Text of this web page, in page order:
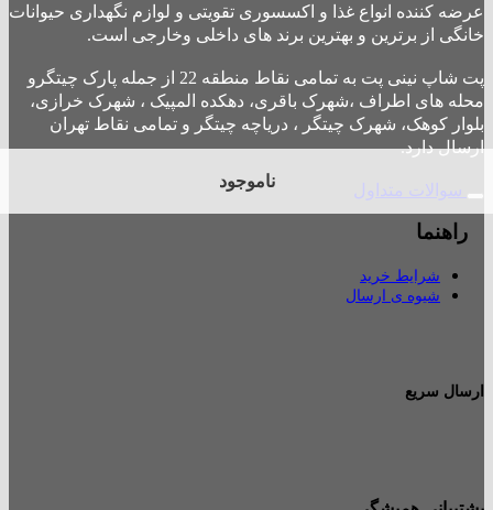
ناموجود
عرضه کننده انواع غذا و اکسسوری تقویتی و لوازم نگهداری حیوانات
خانگی از برترین و بهترین برند های داخلی وخارجی است.
پت شاپ نینی پت به تمامی نقاط منطقه 22 از جمله پارک چیتگرو
محله های اطراف ،شهرک باقری، دهکده المپیک ، شهرک خرازی،
بلوار کوهک، شهرک چیتگر ، دریاچه چیتگر و تمامی نقاط تهران
ارسال دارد.
سوالات متداول
راهنما
شرایط خرید
شیوه ی ارسال
ارسال سریع